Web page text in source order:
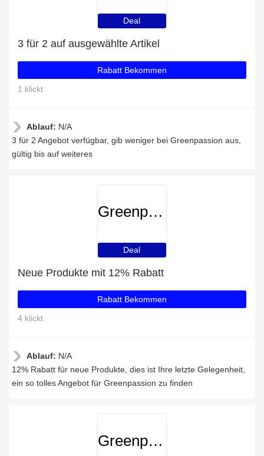
Deal
3 für 2 auf ausgewählte Artikel
Rabatt Bekommen
1 klickt
Ablauf: N/A
3 für 2 Angebot verfügbar, gib weniger bei Greenpassion aus,
gültig bis auf weiteres
Greenpassion
Deal
Neue Produkte mit 12% Rabatt
Rabatt Bekommen
4 klickt
Ablauf: N/A
12% Rabatt für neue Produkte, dies ist Ihre letzte Gelegenheit,
ein so tolles Angebot für Greenpassion zu finden
Greenpassion